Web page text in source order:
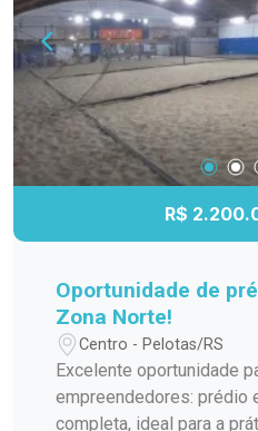
cidade. Agende sua visita e conheça este
excelente imóvel!
R$
Oportunidade de
Zona Norte!
Centro - Pelotas/RS
Excelente oportunidade
empreendedores: prédio
completa, ideal para a